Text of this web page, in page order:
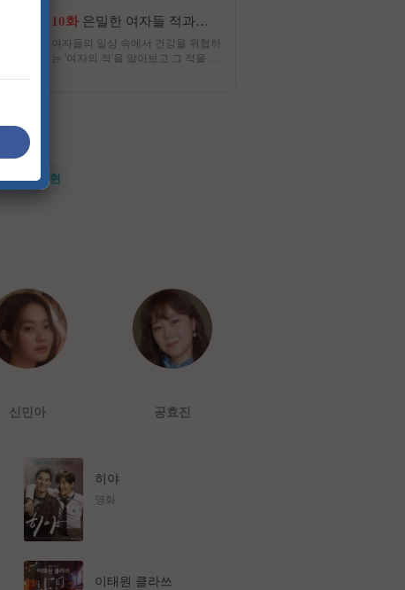
10화 은밀한 여자들 적과의 동거
여자들의 일상 속에서 건강을 위협하
는 '여자의 적'을 알아보고 그 적을 해
#전지현
신민아 공효진
히야
영화
이태원 클라쓰